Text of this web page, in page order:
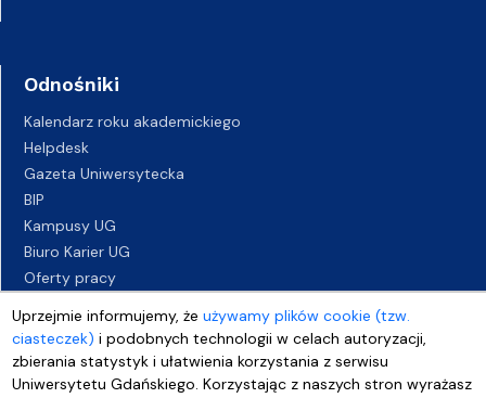
Uprzejmie informujemy, żeużywamy plików cookie (tzw.
ciasteczek) i podobnych technologii w celach autoryzacji,
zbierania statystyk i ułatwienia korzystania z serwisu
Uniwersytetu Gdańskiego. Korzystając z naszych stron wyrażasz
Odnośniki
Kalendarz roku akademickiego
Helpdesk
Gazeta Uniwersytecka
BIP
Kampusy UG
Biuro Karier UG
Oferty pracy